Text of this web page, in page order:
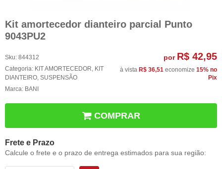
Kit amortecedor dianteiro parcial Punto
9043PU2
Sku: 844312
Categoria: KIT AMORTECEDOR, KIT
DIANTEIRO, SUSPENSÃO
Marca: BANI
por R$ 42,95
à vista R$ 36,51 economize 15% no
Pix
COMPRAR
Frete e Prazo
Calcule o frete e o prazo de entrega estimados para sua região: